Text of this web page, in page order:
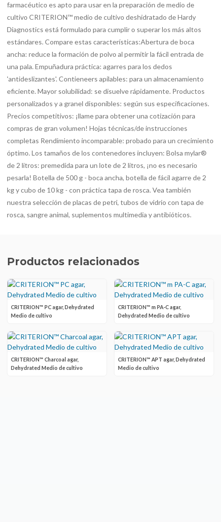
farmacéutico es apto para usar en la preparación de medio de
cultivo CRITERION™ medio de cultivo deshidratado de Hardy
Diagnostics está formulado para cumplir o superar los más altos
estándares. Compare estas características:Abertura de boca
ancha: reduce la formación de polvo al permitir la fácil entrada de
una pala. Empuñadura práctica: agarres para los dedos
'antideslizantes'. Contieneers apilables: para un almacenamiento
eficiente. Mayor solubilidad: se disuelve rápidamente. Productos
personalizados y a granel disponibles: según sus especificaciones.
Precios competitivos: ¡llame para obtener una cotización para
compras de gran volumen! Hojas técnicas/de instrucciones
completas Rendimiento incomparable: probado para un crecimiento
óptimo. Los tamaños de los contenedores incluyen: Bolsa mylar®
de 2 litros: premedida para un lote de 2 litros, ¡no es necesario
pesarla! Botella de 500 g - boca ancha, botella de fácil agarre de 2
kg y cubo de 10 kg - con práctica tapa de rosca. Vea también
nuestra selección de placas de petri, tubos de vidrio con tapa de
rosca, sangre animal, suplementos multimedia y antibióticos.
Productos relacionados
CRITERION™ PC agar, Dehydrated
Medio de cultivo
CRITERION™ m PA-C agar,
Dehydrated Medio de cultivo
CRITERION™ Charcoal agar,
Dehydrated Medio de cultivo
CRITERION™ APT agar, Dehydrated
Medio de cultivo